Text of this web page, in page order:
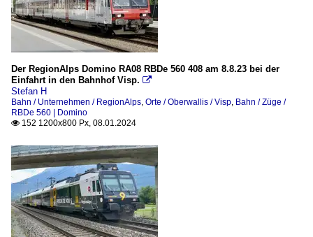
Der RegionAlps Domino RA08 RBDe 560 408 am 8.8.23 bei der
Einfahrt in den Bahnhof Visp. 
Stefan H
Bahn / Unternehmen / RegionAlps, Orte / Oberwallis / Visp, Bahn / Züge /
RBDe 560 | Domino
 152 1200x800 Px, 08.01.2024